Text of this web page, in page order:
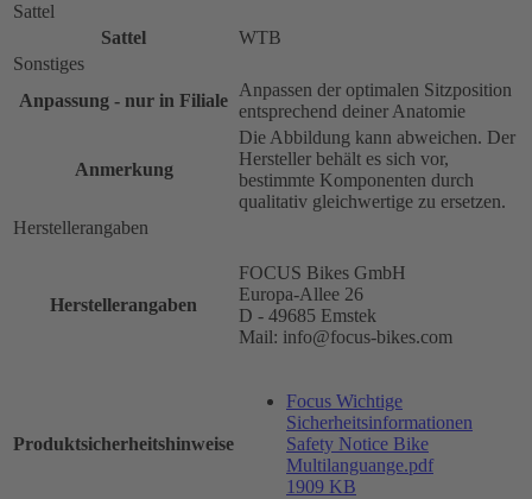
Sattel
Sattel
WTB
Sonstiges
Anpassung - nur in Filiale
Anpassen der optimalen Sitzposition
entsprechend deiner Anatomie
Anmerkung
Die Abbildung kann abweichen. Der
Hersteller behält es sich vor,
bestimmte Komponenten durch
qualitativ gleichwertige zu ersetzen.
Herstellerangaben
Herstellerangaben
FOCUS Bikes GmbH
Europa-Allee 26
D - 49685 Emstek
Mail: info@focus-bikes.com
Produktsicherheitshinweise
Focus Wichtige
Sicherheitsinformationen
Safety Notice Bike
Multilanguange.pdf
1909 KB